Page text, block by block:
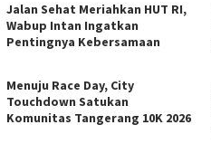
Jalan Sehat Meriahkan HUT RI,
Wabup Intan Ingatkan
Pentingnya Kebersamaan
Menuju Race Day, City
Touchdown Satukan
Komunitas Tangerang 10K 2026